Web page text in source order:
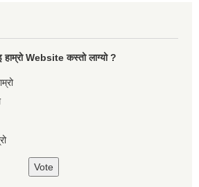
हाम्रो Website कस्तो लाग्यो ?